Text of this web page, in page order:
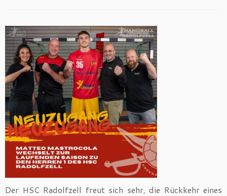
Der HSC Radolfzell freut sich sehr, die Rückkehr eines